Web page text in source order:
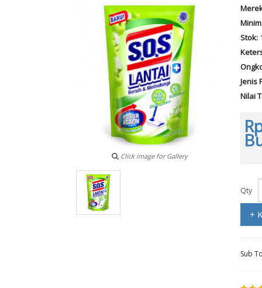
Click image for Gallery
Stok:
Jenis
Nilai
Qty
+
Sub